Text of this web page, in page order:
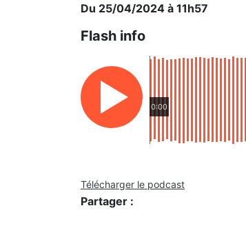
Du 25/04/2024 à 11h57
Flash info
0:00
Télécharger le podcast
Partager :